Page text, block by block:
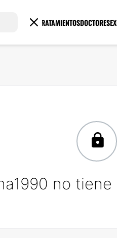
TRATAMIENTOSDOCTORES
no